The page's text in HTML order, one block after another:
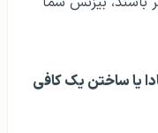
یا ساختن یک کافی